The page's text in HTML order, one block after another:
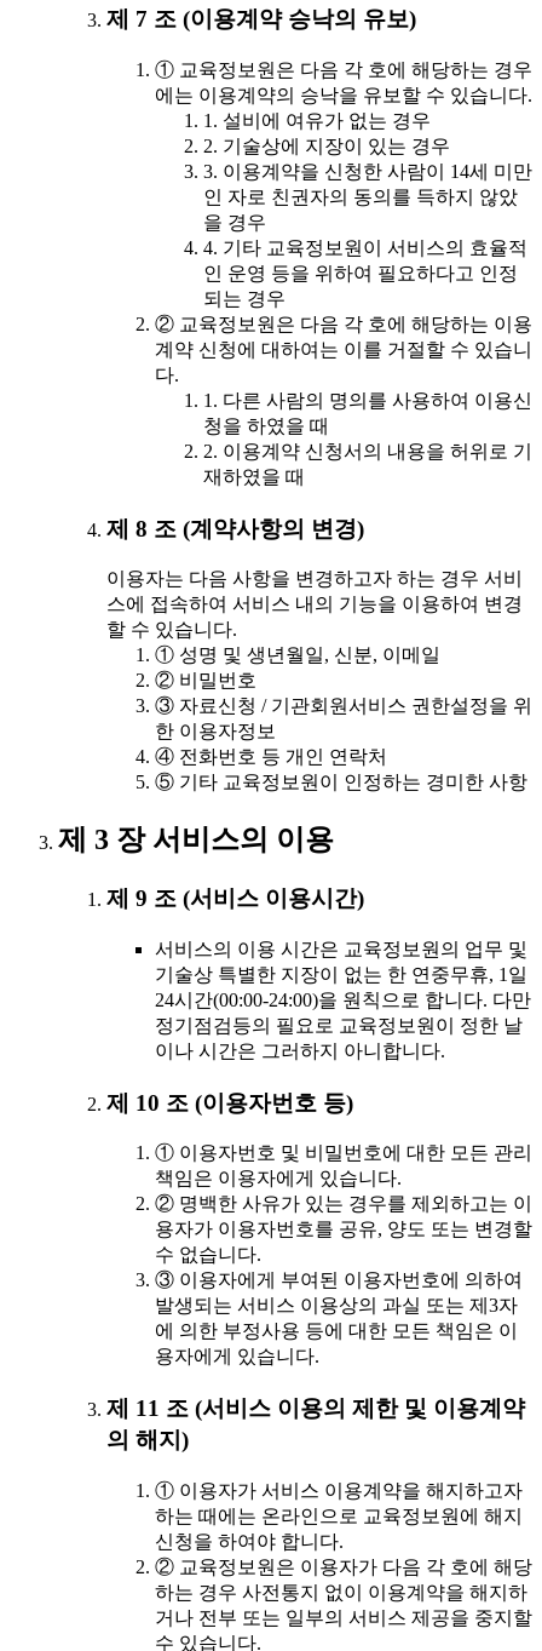
제 7 조 (이용계약 승낙의 유보)
① 교육정보원은 다음 각 호에 해당하는 경우
에는 이용계약의 승낙을 유보할 수 있습니다.
1. 설비에 여유가 없는 경우
2. 기술상에 지장이 있는 경우
3. 이용계약을 신청한 사람이 14세 미만
인 자로 친권자의 동의를 득하지 않았
을 경우
4. 기타 교육정보원이 서비스의 효율적
인 운영 등을 위하여 필요하다고 인정
되는 경우
② 교육정보원은 다음 각 호에 해당하는 이용
계약 신청에 대하여는 이를 거절할 수 있습니
다.
1. 다른 사람의 명의를 사용하여 이용신
청을 하였을 때
2. 이용계약 신청서의 내용을 허위로 기
재하였을 때
제 8 조 (계약사항의 변경)
이용자는 다음 사항을 변경하고자 하는 경우 서비
스에 접속하여 서비스 내의 기능을 이용하여 변경
할 수 있습니다.
① 성명 및 생년월일, 신분, 이메일
② 비밀번호
③ 자료신청 / 기관회원서비스 권한설정을 위
한 이용자정보
④ 전화번호 등 개인 연락처
⑤ 기타 교육정보원이 인정하는 경미한 사항
제 3 장 서비스의 이용
제 9 조 (서비스 이용시간)
서비스의 이용 시간은 교육정보원의 업무 및
기술상 특별한 지장이 없는 한 연중무휴, 1일
24시간(00:00-24:00)을 원칙으로 합니다. 다만
정기점검등의 필요로 교육정보원이 정한 날
이나 시간은 그러하지 아니합니다.
제 10 조 (이용자번호 등)
① 이용자번호 및 비밀번호에 대한 모든 관리
책임은 이용자에게 있습니다.
② 명백한 사유가 있는 경우를 제외하고는 이
용자가 이용자번호를 공유, 양도 또는 변경할
수 없습니다.
③ 이용자에게 부여된 이용자번호에 의하여
발생되는 서비스 이용상의 과실 또는 제3자
에 의한 부정사용 등에 대한 모든 책임은 이
용자에게 있습니다.
제 11 조 (서비스 이용의 제한 및 이용계약
의 해지)
① 이용자가 서비스 이용계약을 해지하고자
하는 때에는 온라인으로 교육정보원에 해지
신청을 하여야 합니다.
② 교육정보원은 이용자가 다음 각 호에 해당
하는 경우 사전통지 없이 이용계약을 해지하
거나 전부 또는 일부의 서비스 제공을 중지할
수 있습니다.